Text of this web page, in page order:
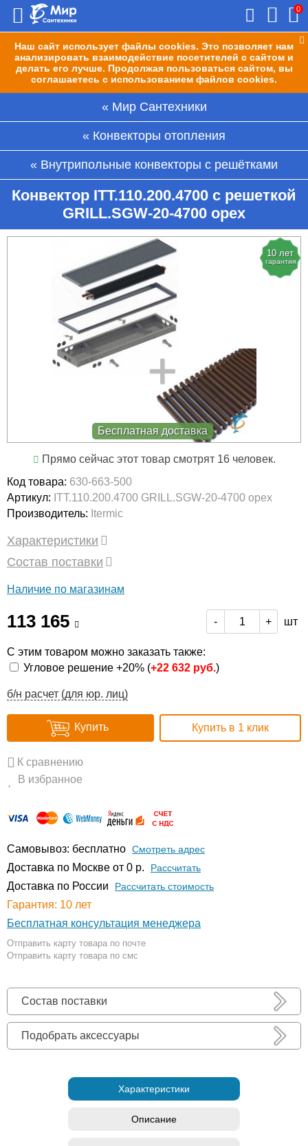
Наш сайт использует файлы cookies. Это позволяет нам
анализировать взаимодействие посетителей с сайтом и
делать его лучше. Продолжая пользоваться сайтом, вы
соглашаетесь с использованием файлов cookies.
0
Мир Сантехники
Конвекторы отопления
Внутрипольные конвекторы с решётками
Конвектор ITT.110.200.4700 с решеткой
GRILL.SGW-20-4700 орех
10 лет
гарантия
Бесплатная доставка
Прямо сейчас этот товар смотрят 16 человек.
Код товара: 630-663-500
Артикул: ITT.110.200.4700 GRILL.SGW-20-4700 орех
Производитель: Itermic
Характеристики
Состав поставки
Наличие по магазинам
113 165 - + шт
С этим товаром можно заказать также:
Угловое решение +20% (+22 632 руб.)
б/н расчет (для юр. лиц)
Купить Купить в 1 клик
К сравнению
В избранное
Самовывоз: бесплатно Смотреть адрес
Доставка по Москве от 0 р. Расcчитать
Доставка по России Рассчитать стоимость
Гарантия: 10 лет
Бесплатная консультация менеджера
Отправить карту товара по почте
Отправить карту товара по смс
Состав поставки
Подобрать аксессуары
Характеристики
Описание